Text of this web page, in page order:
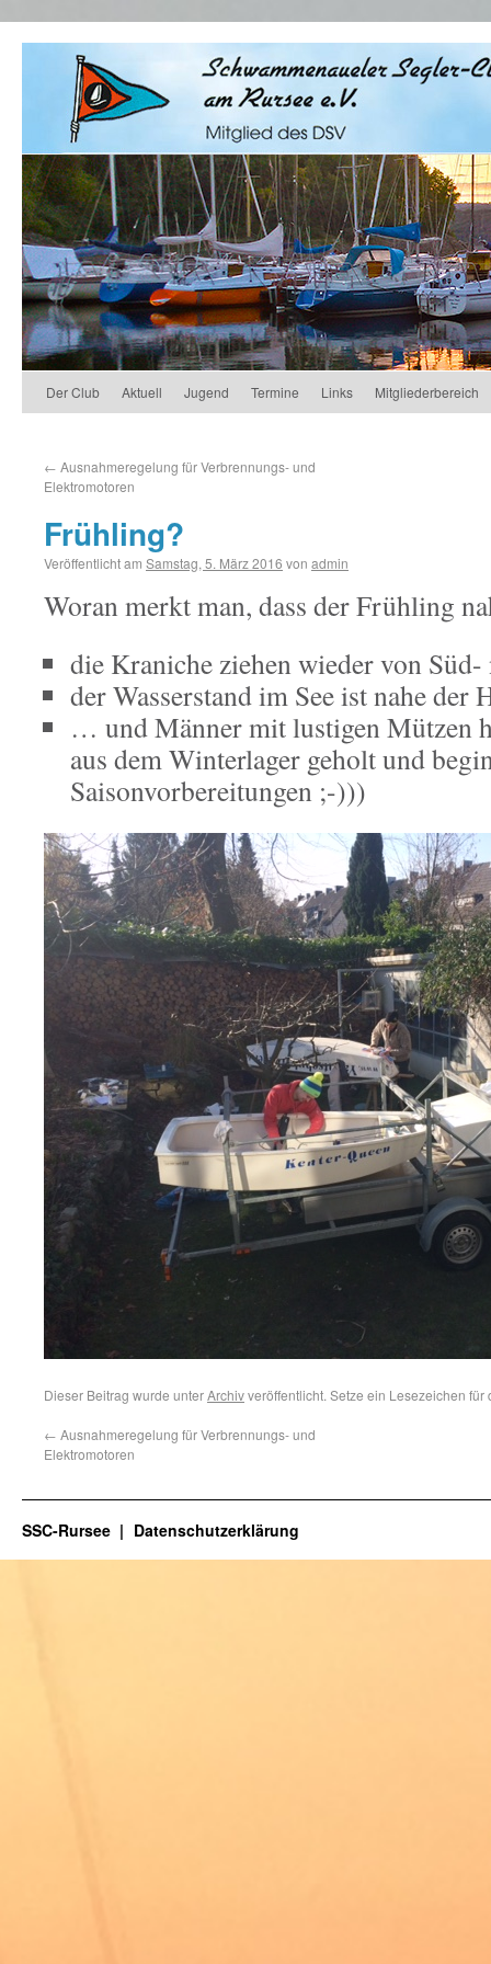
Der Club Aktuell Jugend Termine Links Mitgliederbereich
← Ausnahmeregelung für Verbrennungs- und
Elektromotoren
Frühling?
Veröffentlicht am Samstag, 5. März 2016 von admin
Woran merkt man, dass der Frühling
die Kraniche ziehen wieder von Süd-
der Wasserstand im See ist nahe der
… und Männer mit lustigen Mützen
aus dem Winterlager geholt und
Saisonvorbereitungen ;-)))
Dieser Beitrag wurde unterArchivveröffentlicht. Setze ein Lesezeichen für
← Ausnahmeregelung für Verbrennungs- und
Elektromotoren
SSC-Rursee Datenschutzerklärung